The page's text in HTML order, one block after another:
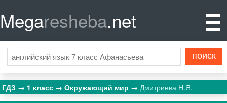
Megaresheba.net
ГДЗ 1 класс Окружающий мир Дмитриева Н.Я.